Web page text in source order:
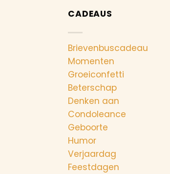
CADEAUS
Brievenbuscadeau
Momenten
Groeiconfetti
Beterschap
Denken aan
Condoleance
Geboorte
Humor
Verjaardag
Feestdagen